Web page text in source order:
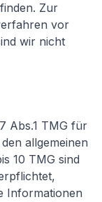
finden. Zur
vor
wir nicht
Abs.1 TMG für
allgemeinen
10 TMG sind
Informationen